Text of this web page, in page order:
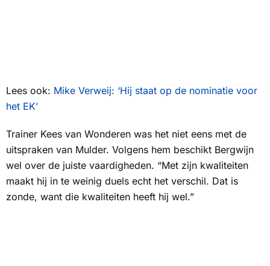
Lees ook: Mike Verweij: ‘Hij staat op de nominatie voor
het EK’
Trainer Kees van Wonderen was het niet eens met de
uitspraken van Mulder. Volgens hem beschikt Bergwijn
wel over de juiste vaardigheden. “Met zijn kwaliteiten
maakt hij in te weinig duels echt het verschil. Dat is
zonde, want die kwaliteiten heeft hij wel.”